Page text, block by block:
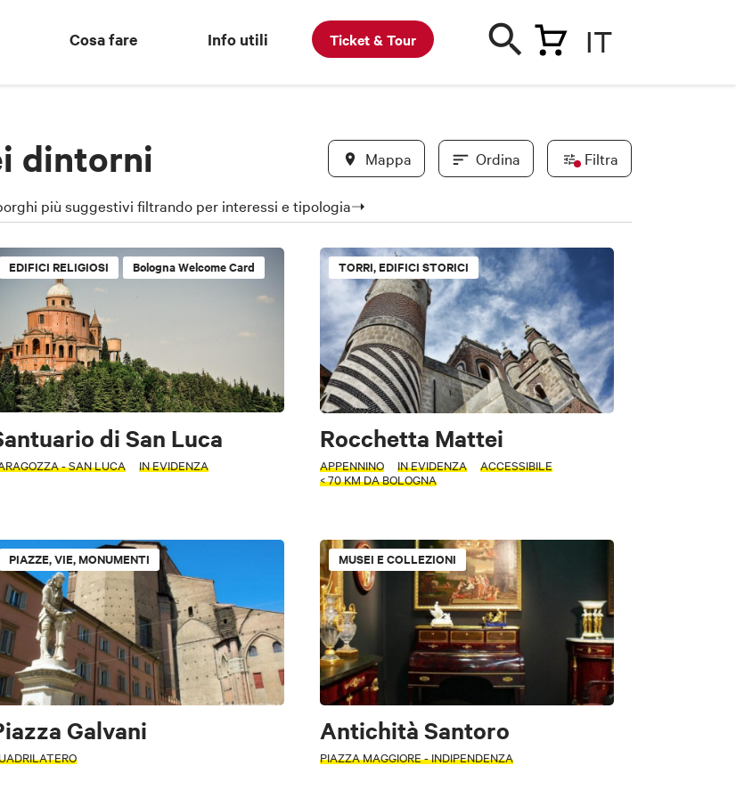
Cosa fare Info utili Ticket & Tour IT
dintorni Mappa Ordina
In evidenza
Convenzionati BWC
Novità
Filtra
più suggestivi filtrando per interessi e tipologia➝
EDIFICI RELIGIOSI Bologna Welcome Card
di San Luca
- SAN LUCA IN EVIDENZA
TORRI, EDIFICI STORICI
Rocchetta Mattei
APPENNINO IN EVIDENZA
ACCESSIBILE
< 70 KM DA BOLOGNA
PIAZZE, VIE, MONUMENTI
Galvani
MUSEI E COLLEZIONI
Antichità Santoro
PIAZZA MAGGIORE - INDIPENDENZA